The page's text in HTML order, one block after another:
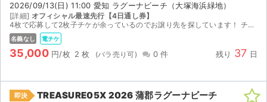
2026/09/13(日) 11:00 愛知 ラグーナビーチ（大塚海浜緑地）
[詳細] オフィシャル最速先行【4日通し券】
4枚で応募して2枚子チケが余っているのでお譲り先を探しています！ チケットが発券され次第、すぐリンクを送付させていただきます。 値下げ希望の方はコメントください。
名義なし 電チケ
35,000 円/枚 2 枚 0 件 残り 37 日
即決
TREASURE05X 2026 蒲郡ラグーナビーチ